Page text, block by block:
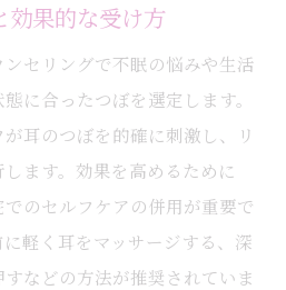
効果的な受け方
セリングで不眠の悩みや生活
に合ったつぼを選定します。
耳のつぼを的確に刺激し、リ
ます。効果を高めるために
のセルフケアの併用が重要で
軽く耳をマッサージする、深
などの方法が推奨されていま